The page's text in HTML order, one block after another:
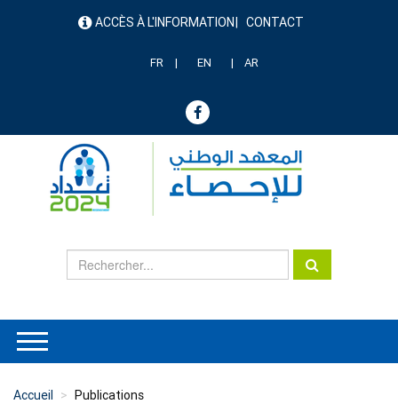
menu ACCÈS À L'INFORMATION CONTACT
FR EN AR
Accueil Publications